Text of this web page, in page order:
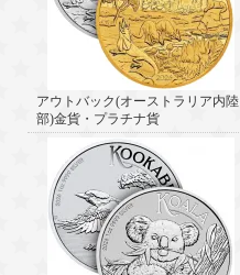
アウトバック(オーストラリア内陸
部)金貨・プラチナ貨